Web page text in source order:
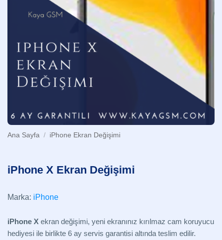
Ana Sayfa / iPhone Ekran Değişimi
iPhone X Ekran Değişimi
Marka: iPhone
iPhone X ekran değişimi, yeni ekranınız kırılmaz cam koruyucu
hediyesi ile birlikte 6 ay servis garantisi altında teslim edilir.